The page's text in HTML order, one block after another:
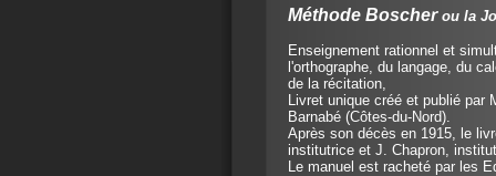
Méthode Boscher ou la
Enseignement rationnel et
l'orthographe, du langage, du
de la récitation,
Livret unique créé et publié par
Barnabé (Côtes-du-Nord).
Après son décès en 1915, le
institutrice et J. Chapron,
Le manuel est racheté par les